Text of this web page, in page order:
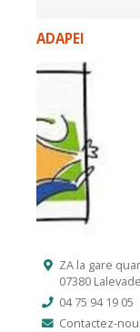
ADAPEI
ZA la gare
07380
04 75 94 19 05
Contactez-